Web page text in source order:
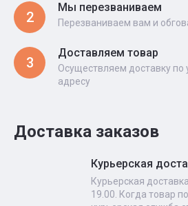
2
Мы перезваниваем
Перезваниваем вам и
3
Доставляем товар
Осуществляем доставку по
адресу
Доставка заказов
Курьерская
Курьерская
19.00. Когда товар